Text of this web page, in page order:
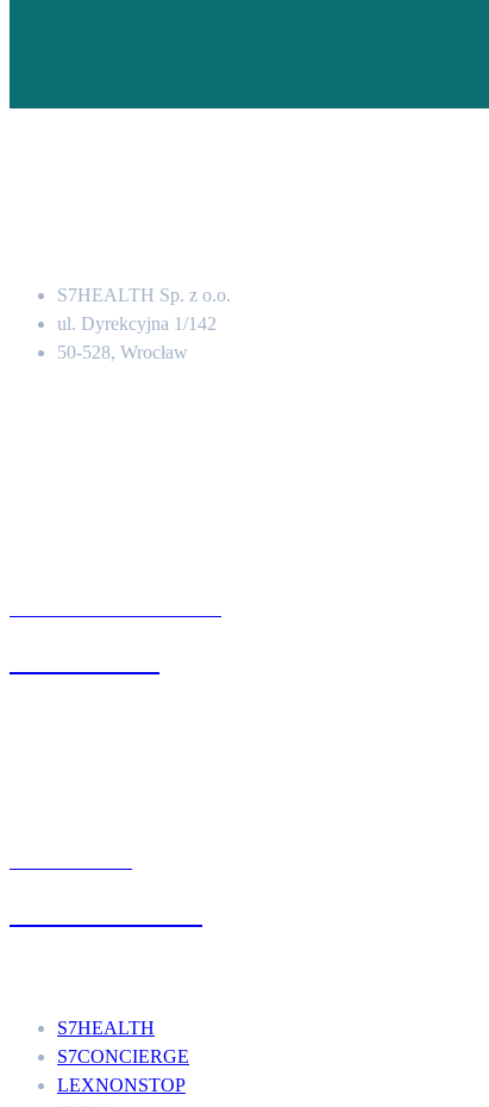
S7HEALTH Sp. z o.o.
ul. Dyrekcyjna 1/142
50-528, Wrocław
S7HEALTH
S7CONCIERGE
LEXNONSTOP